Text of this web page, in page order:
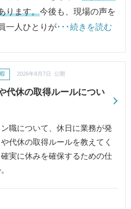
ります。今後も、現場の声を
一人ひとりが･･･続きを読む
代休の取得ルールについ
2026年8月7日 公開
職について、休日に業務が発
代休の取得ルールを教えてく
実に休みを確保するための仕